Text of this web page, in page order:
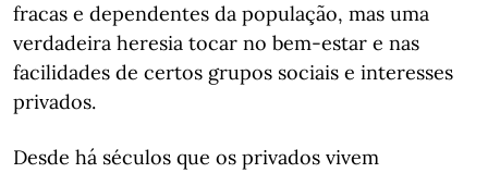
fracas e dependentes da população, mas uma
verdadeira heresia tocar no bem-estar e nas
facilidades de certos grupos sociais e interesses
privados.
Desde há séculos que os privados vivem